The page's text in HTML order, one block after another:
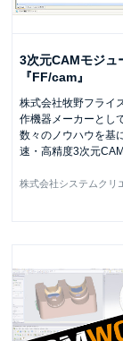
3次元CAMモジュ
『FF/cam』
株式会社牧野フライ
作機器メーカーとし
数々のノウハウを基
速・高精度3次元
株式会社システムクリ